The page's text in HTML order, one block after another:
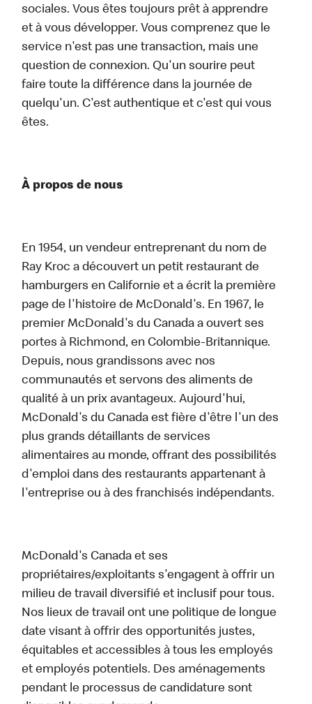
sociales. Vous êtes toujours prêt à apprendre
et à vous développer. Vous comprenez que le
service n'est pas une transaction, mais une
question de connexion. Qu'un sourire peut
faire toute la différence dans la journée de
quelqu'un. C'est authentique et c'est qui vous
êtes.
À propos de nous
En 1954, un vendeur entreprenant du nom de
Ray Kroc a découvert un petit restaurant de
hamburgers en Californie et a écrit la première
page de l'histoire de McDonald's. En 1967, le
premier McDonald's du Canada a ouvert ses
portes à Richmond, en Colombie-Britannique.
Depuis, nous grandissons avec nos
communautés et servons des aliments de
qualité à un prix avantageux. Aujourd'hui,
McDonald's du Canada est fière d'être l'un des
plus grands détaillants de services
alimentaires au monde, offrant des possibilités
d'emploi dans des restaurants appartenant à
l'entreprise ou à des franchisés indépendants.
McDonald's Canada et ses
propriétaires/exploitants s'engagent à offrir un
milieu de travail diversifié et inclusif pour tous.
Nos lieux de travail ont une politique de longue
date visant à offrir des opportunités justes,
équitables et accessibles à tous les employés
et employés potentiels. Des aménagements
pendant le processus de candidature sont